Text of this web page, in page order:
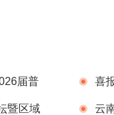
届普
专
喜
杯”全
暨区域 云